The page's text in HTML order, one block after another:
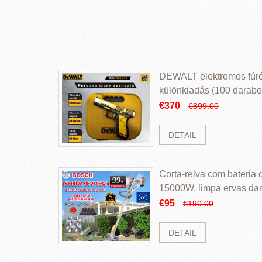
DEWALT elektromos
különkiadás (100
€370
€899.00
DETAIL
Corta-relva com bateria
15000W, limpa ervas
rapidamente
€95 €190.00
DETAIL